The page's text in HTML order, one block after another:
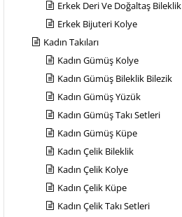
Erkek Deri Ve Doğaltaş Bileklik
Erkek Bijuteri Kolye
Kadın Takıları
Kadın Gümüş Kolye
Kadın Gümüş Bileklik Bilezik
Kadın Gümüş Yüzük
Kadın Gümüş Takı Setleri
Kadın Gümüş Küpe
Kadın Çelik Bileklik
Kadın Çelik Kolye
Kadın Çelik Küpe
Kadın Çelik Takı Setleri